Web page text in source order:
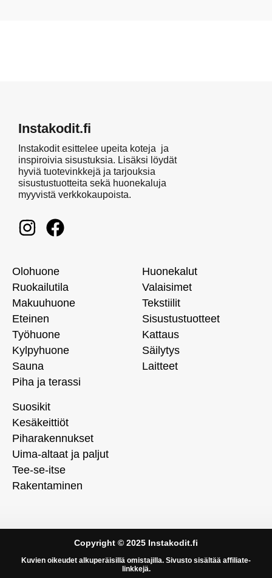
Instakodit.fi
Instakodit esittelee upeita koteja ja
inspiroivia sisustuksia. Lisäksi löydät
hyviä tuotevinkkejä ja tarjouksia
sisustustuotteita sekä huonekaluja
myyvistä verkkokaupoista.
Olohuone
Ruokailutila
Makuuhuone
Eteinen
Työhuone
Kylpyhuone
Sauna
Piha ja terassi
Huonekalut
Valaisimet
Tekstiilit
Sisustustuotteet
Kattaus
Säilytys
Laitteet
Suosikit
Kesäkeittiöt
Piharakennukset
Uima-altaat ja paljut
Tee-se-itse
Rakentaminen
Copyright © 2025 Instakodit.fi
Kuvien oikeudet alkuperäisillä omistajilla. Sivusto sisältää affiliate-
linkkejä.